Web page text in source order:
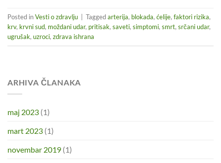
Posted inVesti o zdravlju Taggedarterija, blokada, ćelije, faktori rizika,
krv, krvni sud, moždani udar, pritisak, saveti, simptomi, smrt, srčani udar,
ugrušak, uzroci, zdrava ishrana
ARHIVA ČLANAKA
maj 2023 (1)
mart 2023 (1)
novembar 2019 (1)